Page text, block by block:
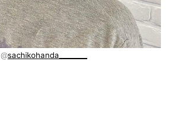
@sachikohanda________